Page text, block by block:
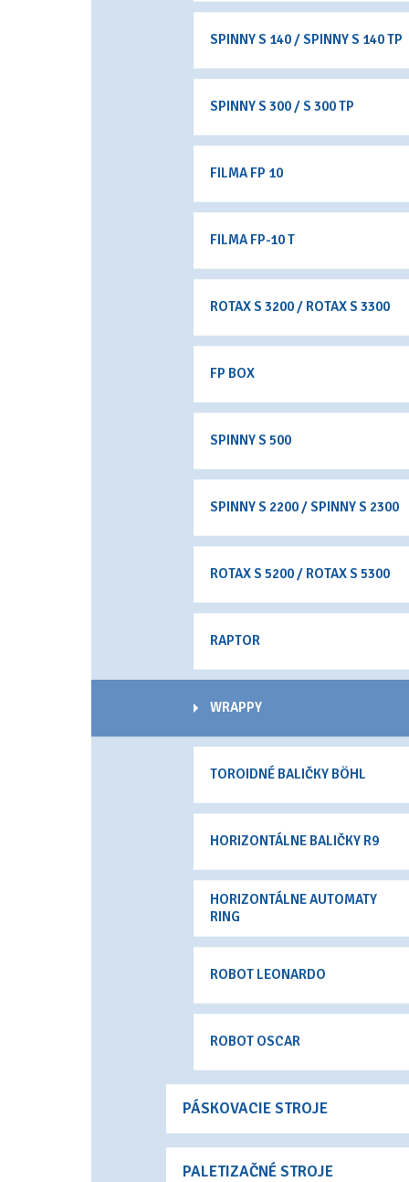
SPINNY S 140 / SPINNY S 140 TP
SPINNY S 300 / S 300 TP
FILMA FP 10
FILMA FP-10 T
ROTAX S 3200 / ROTAX S 3300
FP BOX
SPINNY S 500
SPINNY S 2200 / SPINNY S 2300
ROTAX S 5200 / ROTAX S 5300
RAPTOR
WRAPPY
TOROIDNÉ BALIČKY BÖHL
HORIZONTÁLNE BALIČKY R9
HORIZONTÁLNE AUTOMATY
RING
ROBOT LEONARDO
ROBOT OSCAR
PÁSKOVACIE STROJE
PALETIZAČNÉ STROJE